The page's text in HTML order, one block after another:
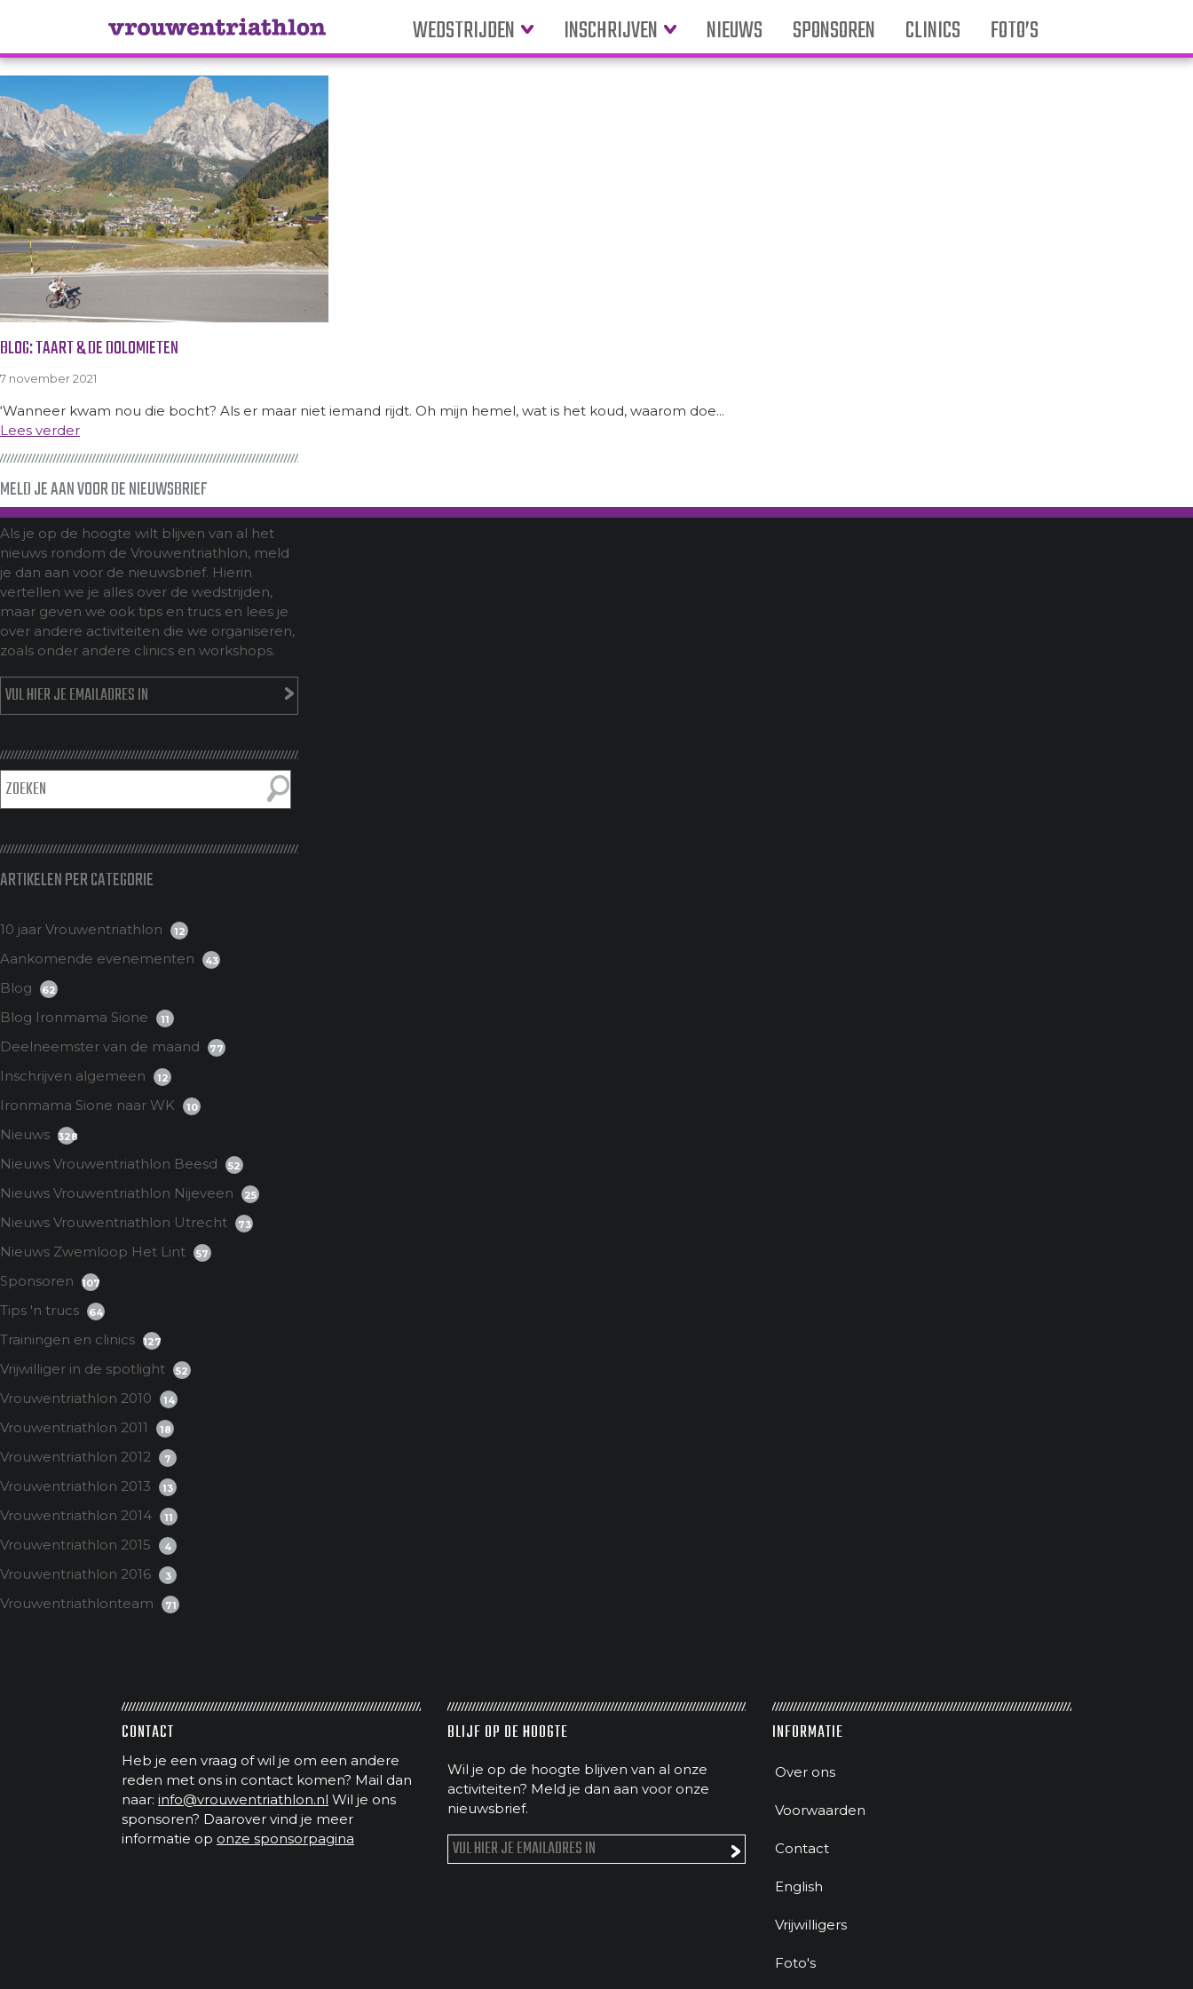
WEDSTRIJDEN INSCHRIJVEN NIEUWS SPONSOREN CLINICS FOTO’S
Tag Archive: dolomieten
BLOG: TAART & DE DOLOMIETEN
7 november 2021
‘Wanneer kwam nou die bocht? Als er maar niet iemand rijdt. Oh mijn hemel, wat is het koud, waarom doe...
Lees verder
MELD JE AAN VOOR DE NIEUWSBRIEF
Als je op de hoogte wilt blijven van al het
nieuws rondom de Vrouwentriathlon, meld
je dan aan voor de nieuwsbrief. Hierin
vertellen we je alles over de wedstrijden,
maar geven we ook tips en trucs en lees je
over andere activiteiten die we organiseren,
zoals onder andere clinics en workshops.
ARTIKELEN PER CATEGORIE
10 jaar Vrouwentriathlon 12
Aankomende evenementen 43
Blog 62
Blog Ironmama Sione 11
Deelneemster van de maand 77
Inschrijven algemeen 12
Ironmama Sione naar WK 10
Nieuws 328
Nieuws Vrouwentriathlon Beesd 52
Nieuws Vrouwentriathlon Nijeveen 25
Nieuws Vrouwentriathlon Utrecht 73
Nieuws Zwemloop Het Lint 57
Sponsoren 107
Tips 'n trucs 64
Trainingen en clinics 127
Vrijwilliger in de spotlight 52
Vrouwentriathlon 2010 14
Vrouwentriathlon 2011 18
Vrouwentriathlon 2012 7
Vrouwentriathlon 2013 13
Vrouwentriathlon 2014 11
Vrouwentriathlon 2015 4
Vrouwentriathlon 2016 3
Vrouwentriathlonteam 71
CONTACT
Heb je een vraag of wil je om een andere
reden met ons in contact komen? Mail dan
naar: info@vrouwentriathlon.nl Wil je ons
sponsoren? Daarover vind je meer
informatie op onze sponsorpagina
BLIJF OP DE HOOGTE
Wil je op de hoogte blijven van al onze
activiteiten? Meld je dan aan voor onze
nieuwsbrief.
INFORMATIE
Over ons
Voorwaarden
Contact
English
Vrijwilligers
Foto's